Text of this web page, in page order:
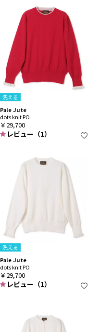
洗える
Pale Jute
dots knit PO
￥29,700
レビュー（1）
洗える
Pale Jute
dots knit PO
￥29,700
レビュー（1）